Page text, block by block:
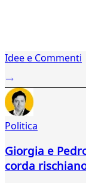
2
4
5
6
7
9
Idee e Commenti
Politica
Giorgia e
corda